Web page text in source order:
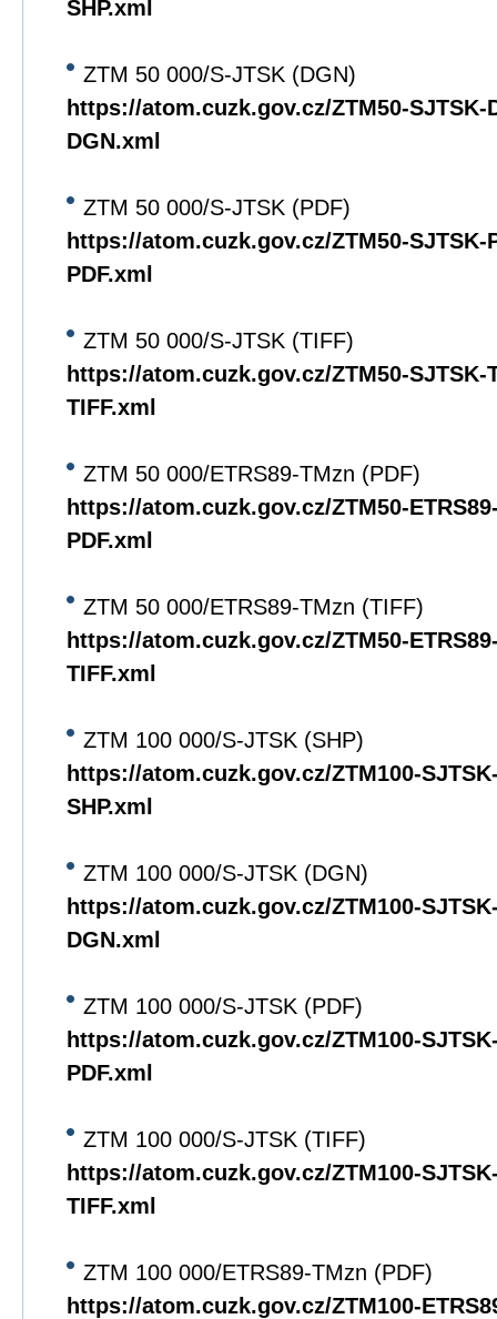
SHP.xml
ZTM 50 000/S-JTSK (DGN)
https://atom.cuzk.gov.cz/ZTM50-SJTSK-
DGN.xml
ZTM 50 000/S-JTSK (PDF)
https://atom.cuzk.gov.cz/ZTM50-SJTSK-
PDF.xml
ZTM 50 000/S-JTSK (TIFF)
https://atom.cuzk.gov.cz/ZTM50-SJTSK-
TIFF.xml
ZTM 50 000/ETRS89-TMzn (PDF)
https://atom.cuzk.gov.cz/ZTM50-
PDF.xml
ZTM 50 000/ETRS89-TMzn (TIFF)
https://atom.cuzk.gov.cz/ZTM50-
TIFF.xml
ZTM 100 000/S-JTSK (SHP)
https://atom.cuzk.gov.cz/ZTM100-
SHP.xml
ZTM 100 000/S-JTSK (DGN)
https://atom.cuzk.gov.cz/ZTM100-
DGN.xml
ZTM 100 000/S-JTSK (PDF)
https://atom.cuzk.gov.cz/ZTM100-
PDF.xml
ZTM 100 000/S-JTSK (TIFF)
https://atom.cuzk.gov.cz/ZTM100-
TIFF.xml
ZTM 100 000/ETRS89-TMzn (PDF)
https://atom.cuzk.gov.cz/ZTM100-